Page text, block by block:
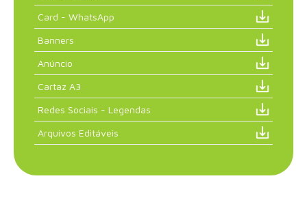
Card - WhatsApp
Banners
Anúncio
Cartaz A3
Redes Sociais - Legendas
Arquivos Editáveis